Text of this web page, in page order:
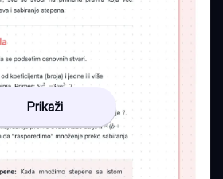
Prikaži